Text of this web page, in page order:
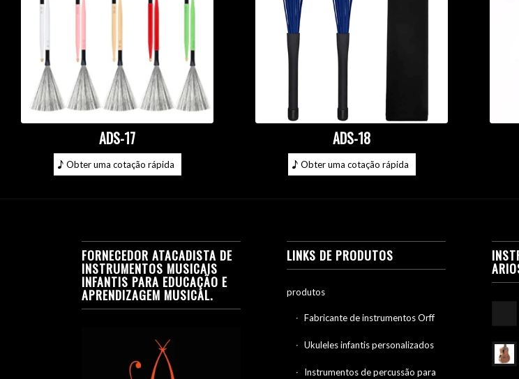
ADS-17
Obter uma cotação rápida
ADS-18
Obter uma cotação rápida
FORNECEDOR ATACADISTA DE
INSTRUMENTOS MUSICAIS
INFANTIS PARA EDUCAÇÃO E
APRENDIZAGEM MUSICAL.
LINKS DE PRODUTOS
produtos
Fabricante de instrumentos Orff
Ukuleles infantis personalizados
Instrumentos de percussão para